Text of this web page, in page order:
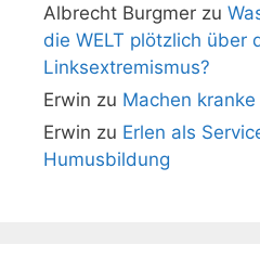
Albrecht Burgmer zu
die WELT plötzlich über
Linksextremismus?
Erwin zu Machen
Erwin zu Erlen als
Humusbildung